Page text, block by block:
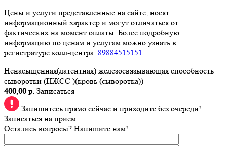
Цены и услуги представленные на сайте, носят
информационный характер и могут отличаться от
фактических на момент оплаты. Более подробную
информацию по ценам и услугам можно узнать в
регистратуре колл-центра: 89884515151.
Ненасыщенная(латентная) железосвязывающая способность
сыворотки (НЖСС )(кровь (сыворотка))
400,00 р. Записаться
Запишитесь прямо сейчас и приходите без очереди!
Записаться на прием
Остались вопросы? Напишите нам!